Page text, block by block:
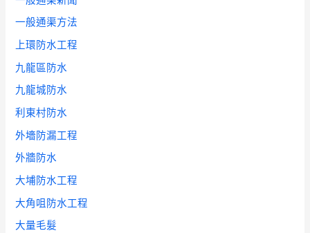
一般通渠方法
上環防水工程
九龍區防水
九龍城防水
利東村防水
外墻防漏工程
外牆防水
大埔防水工程
大角咀防水工程
大量毛髮